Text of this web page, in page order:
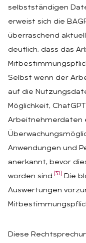
selbstständigen
erweist sich die
überraschend aktuell
deutlich, dass das
Selbst wenn der
auf die
Möglichkeit,
Arbeitnehmerdaten
Anwendungen und
anerkannt, bevor
worden sind. [31]
Die
Auswertungen
Diese